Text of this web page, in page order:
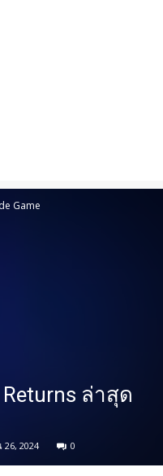
Game
ล่าสุด
26, 2024 0